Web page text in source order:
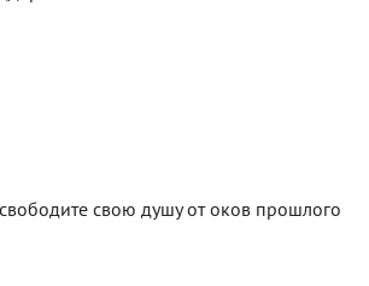
свою душу от оков прошлого